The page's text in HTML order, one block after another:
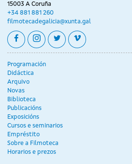
15003 A Coruña
+34 881 881 260
filmotecadegalicia@xunta.gal
facebookinstagram
twittervimeo
Programación
Didáctica
Arquivo
Novas
Biblioteca
Publicacións
Exposicións
Cursos e seminarios
Empréstito
Sobre a Filmoteca
Horarios e prezos